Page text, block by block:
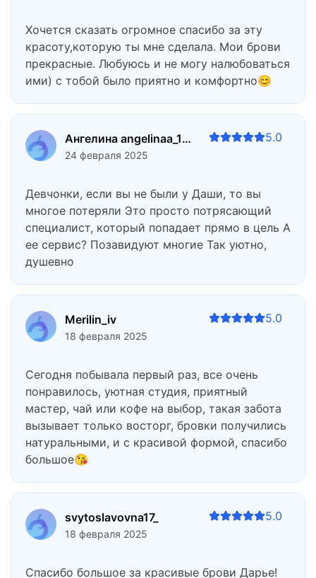
Хочется сказать огромное спасибо за эту
красоту,которую ты мне сделала. Мои брови
прекрасные. Любуюсь и не могу налюбоваться
ими) с тобой было приятно и комфортно😊
Ангелина angelinaa_1410 15
24 февраля 2025
5.0
Девчонки, если вы не были у Даши, то вы
многое потеряли Это просто потрясающий
специалист, который попадает прямо в цель А
ее сервис? Позавидуют многие Так уютно,
душевно
Merilin_iv
18 февраля 2025
5.0
Сегодня побывала первый раз, все очень
понравилось, уютная студия, приятный
мастер, чай или кофе на выбор, такая забота
вызывает только восторг, бровки получились
натуральными, и с красивой формой, спасибо
большое😘
svytoslavovna17_
18 февраля 2025
5.0
Спасибо большое за красивые брови Дарье!